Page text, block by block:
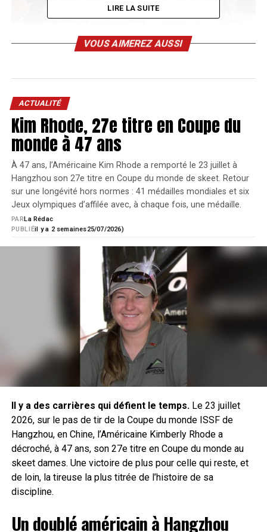
Plus de 1 800 tireurs de 50 pays se sont rassemblés sur
la ligne de départ et ont franchi 30 étapes de tir difficiles.
La performance du tireur français Éric Grauffel, membre
légendaire de l’équipe de tir CZ, a attiré le plus d’attention
lors de cette épreuve internationale. Il a franchi une étape
historique en devenant champion du monde pour la
dixième fois consécutive après avoir remporté son
premier titre en tant que junior et, par la suite, réussi à
remporter tous les championnats du monde. À Matlosana,
il a triomphé dans la division Production Optique, entrant
ainsi définitivement dans les livres d’histoire du tir sportif,
tandis que son fils Robin Grauffel a remporté son premier
titre de champion du monde dans la catégorie Junior de la
même division. Tous les deux tirent avec un pistolet CZ
Shadow Orange Or. Les autres tireurs de l’équipe CZ
tiraient avec des Shadow 2 Orange dont l’italienne Camilla
Almici qui remporte la victoire en division Production.
Dans la division Production, l’Argentin German Romitelli a
remporté l’argent et son compatriote Juan Pablo Duran le
Serbe Ljubisa Momcilovic a ajouté l’argent à la longue liste
de médailles de l’équipe CZ.
Tous ces compétiteurs ont tiré avec des pistolets CZ
Shadow 2 Orange dans le championnat.
LIRE LA SUITE
VOUS AIMEREZ AUSSI
ACTUALITÉ
Kim Rhode, 27e titre en Coupe du
monde à 47 ans
À 47 ans, l’Américaine Kim Rhode a remporté le 23 juillet à
Hangzhou son 27e titre en Coupe du monde de skeet. Retour
sur une longévité hors normes : 41 médailles mondiales et six
Jeux olympiques d’affilée avec, à chaque fois, une médaille.
PUBLIÉil y a 2 semaines25/07/2026)
PARLa Rédac
Il y a des carrières qui défient le temps.Le 23 juillet
2026, sur le pas de tir de la Coupe du monde ISSF de
Hangzhou, en Chine, l’Américaine Kimberly Rhode a
décroché, à 47 ans, son 27e titre en Coupe du monde au
skeet dames. Une victoire de plus pour celle qui reste, et
de loin, la tireuse la plus titrée de l’histoire de sa
discipline.
Un doublé américain à Hangzhou